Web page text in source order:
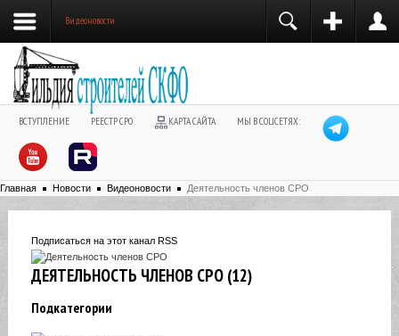
Видеоновости
ВСТУПЛЕНИЕ РЕЕСТР СРО КАРТА САЙТА МЫ В СОЦСЕТЯХ:
Главная Новости Видеоновости Деятельность членов СРО
Подписаться на этот канал RSS
ДЕЯТЕЛЬНОСТЬ ЧЛЕНОВ СРО (12)
Подкатегории